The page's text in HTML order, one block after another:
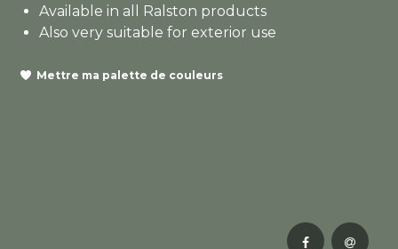
Available in all Ralston products
Also very suitable for exterior use
Mettre ma palette de couleurs